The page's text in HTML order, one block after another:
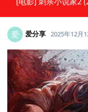
爱 爱分享 2025年12月